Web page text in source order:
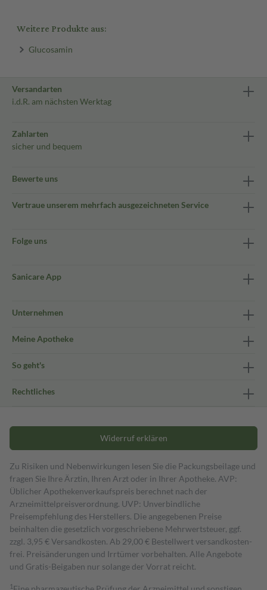
Weitere Produkte aus:
Glucosamin
Versandarten
i.d.R. am nächsten Werktag
Zahlarten
sicher und bequem
Bewerte uns
Vertraue unserem mehrfach ausgezeichneten Service
Folge uns
Sanicare App
Unternehmen
Meine Apotheke
So geht's
Rechtliches
Widerruf erklären
Zu Risiken und Nebenwirkungen lesen Sie die Packungsbeilage und
fragen Sie Ihre Ärztin, Ihren Arzt oder in Ihrer Apotheke. AVP:
Üblicher Apothekenverkaufspreis berechnet nach der
Arzneimittelpreisverordnung. UVP: Unverbindliche
Preisempfehlung des Herstellers. Die angegebenen Preise
beinhalten die gesetzlich vorgeschriebene Mehrwertsteuer, ggf.
zzgl. 3,95 € Versandkosten. Ab 29,00 € Bestell­wert versand­kosten­
frei. Preisänderungen und Irrtümer vorbehalten. Alle Angebote
und Gratis-Beigaben nur solange der Vorrat reicht.
1